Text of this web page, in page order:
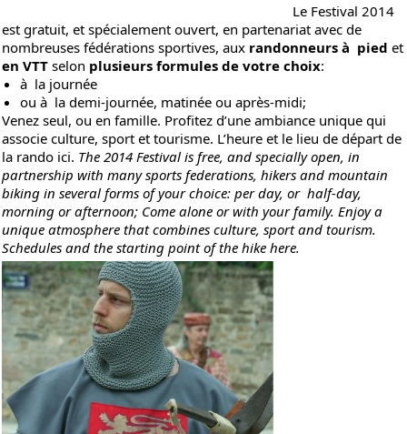
Le Festival 2014
est gratuit, et spécialement ouvert, en partenariat avec de
nombreuses fédérations sportives, aux randonneurs à pied et
en VTT selon plusieurs formules de votre choix:
à la journée
ou à la demi-journée, matinée ou après-midi;
Venez seul, ou en famille. Profitez d’une ambiance unique qui
associe culture, sport et tourisme. L’heure et le lieu de départ de
la rando ici. The 2014 Festival is free, and specially open, in
partnership with many sports federations, hikers and mountain
biking in several forms of your choice: per day, or half-day,
morning or afternoon; Come alone or with your family. Enjoy a
unique atmosphere that combines culture, sport and tourism.
Schedules and the starting point of the hikehere.